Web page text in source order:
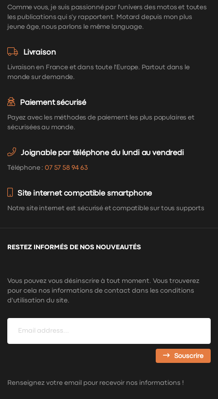
Comme vous, je suis passionné par l'univers des motos et toutes
les publications qui s'y rapportent. Motard depuis mon plus
jeune âge, nous parlons le même language.
Livraison
Livraison en France et dans toute l'Europe. Partout dans le
monde sur demande.
Paiement sécurisé
Payez avec les méthodes de paiement les plus populaires et
sécurisées au monde.
Joignable par téléphone du lundi au vendredi
Téléphone :07 57 58 94 63
Site internet compatible smartphone
Notre site internet est sécurisé et compatible sur tous supports
RESTEZ INFORMÉS DE NOS NOUVEAUTÉS
Vous pouvez vous désinscrire à tout moment. Vous trouverez
pour cela nos informations de contact dans les conditions
d'utilisation du site.
Souscrire
Renseignez votre email pour recevoir nos informations !